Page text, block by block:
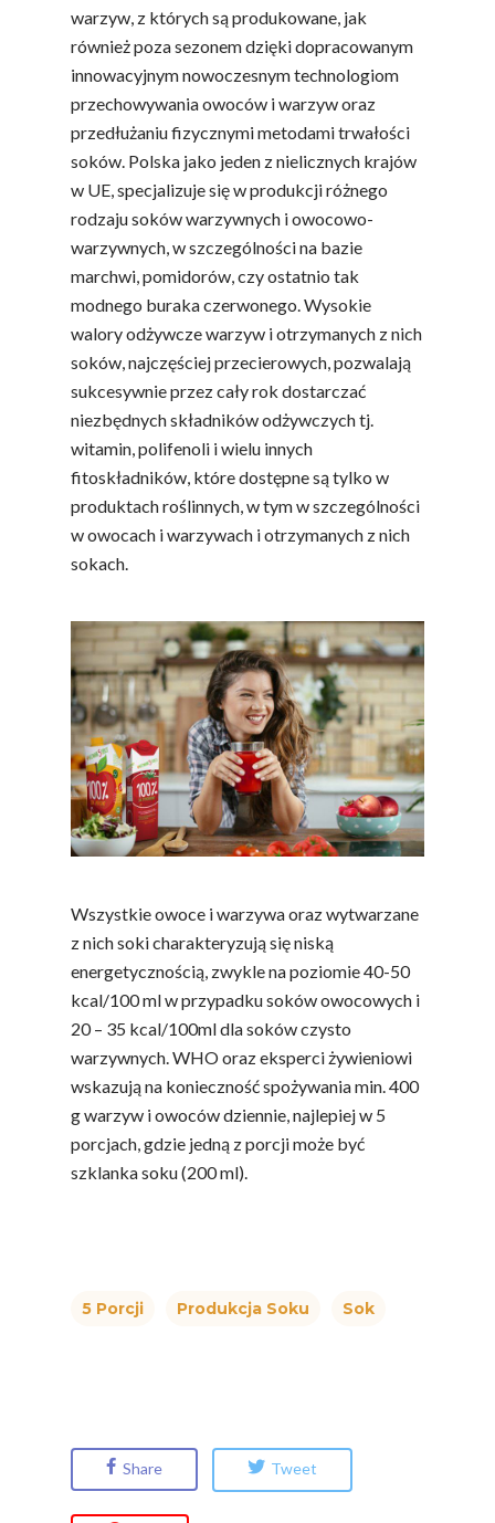
warzyw, z których są produkowane, jak
również poza sezonem dzięki dopracowanym
innowacyjnym nowoczesnym technologiom
przechowywania owoców i warzyw oraz
przedłużaniu fizycznymi metodami trwałości
soków. Polska jako jeden z nielicznych krajów
w UE, specjalizuje się w produkcji różnego
rodzaju soków warzywnych i owocowo-
warzywnych, w szczególności na bazie
marchwi, pomidorów, czy ostatnio tak
modnego buraka czerwonego. Wysokie
walory odżywcze warzyw i otrzymanych z nich
soków, najczęściej przecierowych, pozwalają
sukcesywnie przez cały rok dostarczać
niezbędnych składników odżywczych tj.
witamin, polifenoli i wielu innych
fitoskładników, które dostępne są tylko w
produktach roślinnych, w tym w szczególności
w owocach i warzywach i otrzymanych z nich
sokach.
Wszystkie owoce i warzywa oraz wytwarzane
z nich soki charakteryzują się niską
energetycznością, zwykle na poziomie 40-50
kcal/100 ml w przypadku soków owocowych i
20 – 35 kcal/100ml dla soków czysto
warzywnych. WHO oraz eksperci żywieniowi
wskazują na konieczność spożywania min. 400
g warzyw i owoców dziennie, najlepiej w 5
porcjach, gdzie jedną z porcji może być
szklanka soku (200 ml).
5 Porcji Produkcja Soku Sok
Share Tweet
Polskie
Warzywa I
Owoce
Baza Warzyw I
Kalendarz Warzyw I
Owoców
Soki
Warzywne
Fakty O Sokach
Poradnik
Uroda
Edukacyjny
MOC POLSKICH
# Wybieram